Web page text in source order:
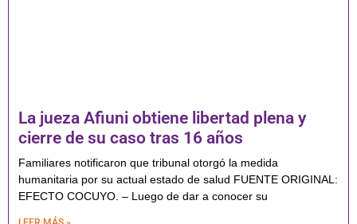
La jueza Afiuni obtiene libertad plena y
cierre de su caso tras 16 años
Familiares notificaron que tribunal otorgó la medida
humanitaria por su actual estado de salud FUENTE ORIGINAL:
EFECTO COCUYO. – Luego de dar a conocer su